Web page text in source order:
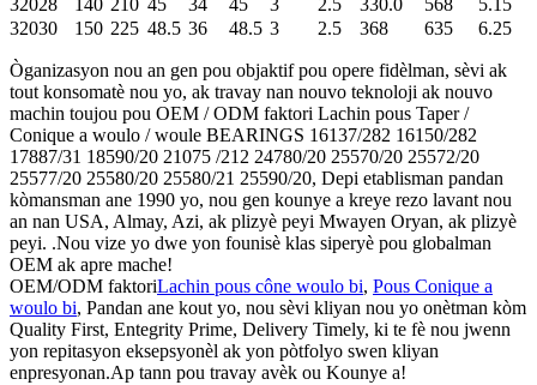
32028
140 210 45 34 45 3 2.5 330.0 568
5.15
32030
150 225 48.5 36 48.5 3 2.5 368 635 6.25
Òganizasyon nou an gen pou objaktif pou opere fidèlman, sèvi ak
tout konsomatè nou yo, ak travay nan nouvo teknoloji ak nouvo
machin toujou pou OEM / ODM faktori Lachin pous Taper /
Conique a woulo / woule BEARINGS 16137/282 16150/282
17887/31 18590/20 21075 /212 24780/20 25570/20 25572/20
25577/20 25580/20 25580/21 25590/20, Depi etablisman pandan
kòmansman ane 1990 yo, nou gen kounye a kreye rezo lavant nou
an nan USA, Almay, Azi, ak plizyè peyi Mwayen Oryan, ak plizyè
peyi. .Nou vize yo dwe yon founisè klas siperyè pou globalman
OEM ak apre mache!
OEM/ODM faktoriLachin pous cône woulo bi, Pous Conique a
woulo bi, Pandan ane kout yo, nou sèvi kliyan nou yo onètman kòm
Quality First, Entegrity Prime, Delivery Timely, ki te fè nou jwenn
yon repitasyon eksepsyonèl ak yon pòtfolyo swen kliyan
enpresyonan.Ap tann pou travay avèk ou Kounye a!